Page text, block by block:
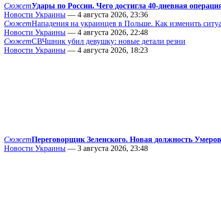
СюжетУдары по России. Чего достигла 40-дневная
Новости Украины — 4 августа 2026, 23:36
СюжетНападения на украинцев в Польше. Как изменить
Новости Украины — 4 августа 2026, 22:48
СюжетСВЧшник убил девушку: новые детали резни
Новости Украины — 4 августа 2026, 18:23
СюжетПереговорщик Зеленского. Новая должность
Новости Украины — 3 августа 2026, 23:48